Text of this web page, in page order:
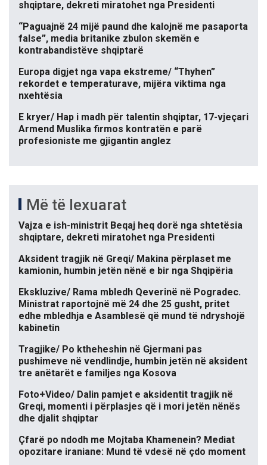
shqiptare, dekreti miratohet nga Presidenti
“Paguajnë 24 mijë paund dhe kalojnë me pasaporta
false”, media britanike zbulon skemën e
kontrabandistëve shqiptarë
Europa digjet nga vapa ekstreme/ “Thyhen”
rekordet e temperaturave, mijëra viktima nga
nxehtësia
E kryer/ Hap i madh për talentin shqiptar, 17-vjeçari
Armend Muslika firmos kontratën e parë
profesioniste me gjigantin anglez
Më të lexuarat
Vajza e ish-ministrit Beqaj heq dorë nga shtetësia
shqiptare, dekreti miratohet nga Presidenti
Aksident tragjik në Greqi/ Makina përplaset me
kamionin, humbin jetën nënë e bir nga Shqipëria
Ekskluzive/ Rama mbledh Qeverinë në Pogradec.
Ministrat raportojnë më 24 dhe 25 gusht, pritet
edhe mbledhja e Asamblesë që mund të ndryshojë
kabinetin
Tragjike/ Po ktheheshin në Gjermani pas
pushimeve në vendlindje, humbin jetën në aksident
tre anëtarët e familjes nga Kosova
Foto+Video/ Dalin pamjet e aksidentit tragjik në
Greqi, momenti i përplasjes që i mori jetën nënës
dhe djalit shqiptar
Çfarë po ndodh me Mojtaba Khamenein? Mediat
opozitare iraniane: Mund të vdesë në çdo moment